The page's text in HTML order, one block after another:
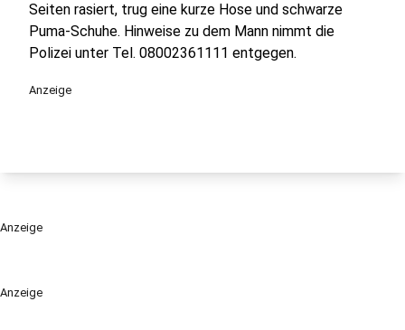
Anzeige
Seiten rasiert, trug eine kurze Hose und schwarze
Puma-Schuhe. Hinweise zu dem Mann nimmt die
Polizei unter Tel. 08002361111 entgegen.
Anzeige
Anzeige